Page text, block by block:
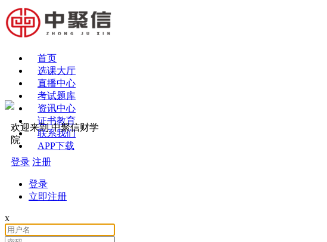
首页
选课大厅
直播中心
考试题库
资讯中心
证书教育
联系我们
APP下载
欢迎来到 中聚信财学
院
登录 注册
登录
立即注册
x